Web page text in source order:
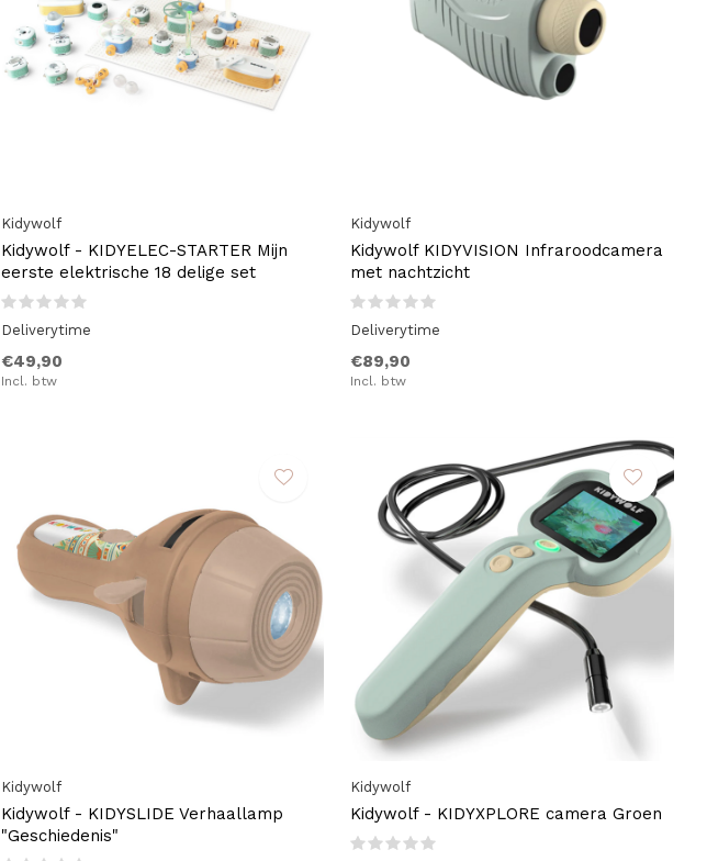
Kidywolf
Kidywolf - KIDYELEC-STARTER Mijn
eerste elektrische 18 delige set
Deliverytime
€49,90
Incl. btw
Kidywolf
Kidywolf KIDYVISION Infraroodcamera
met nachtzicht
Deliverytime
€89,90
Incl. btw
Kidywolf
Kidywolf - KIDYSLIDE Verhaallamp
"Geschiedenis"
Kidywolf
Kidywolf - KIDYXPLORE camera Groen